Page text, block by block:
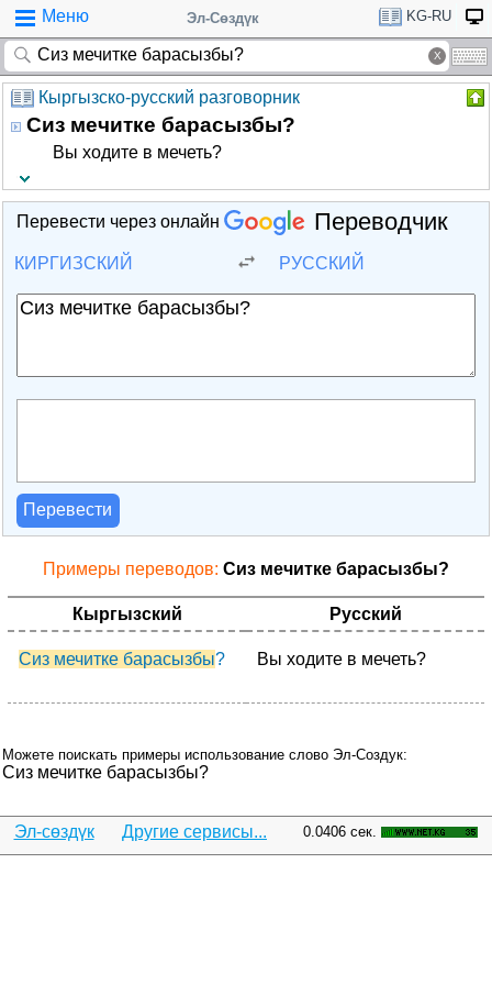
Меню Эл-Сөздүк KG-RU
Кыргызско-русский разговорник
Сиз мечитке барасызбы?
Вы ходите в мечеть?
Перевести через онлайн Переводчик
КИРГИЗСКИЙ РУССКИЙ
Перевести
Примеры переводов: Сиз мечитке барасызбы?
Кыргызский Русский
Сиз мечитке барасызбы? Вы ходите в мечеть?
Можете поискать примеры использование слово Эл-Создук:
Сиз мечитке барасызбы?
Эл-сөздүк Другие сервисы... 0.0406 сек.